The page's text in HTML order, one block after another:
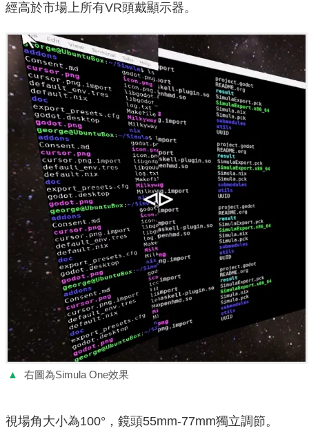
經高於市場上所有VR頭戴顯示器。
▲ 右圖為Simula One效果
視場角大小為100°，鏡頭55mm-77mm獨立調節。